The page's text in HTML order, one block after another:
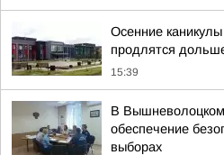
Осенние
продлятся
15:39
В Вышневолоцком
обеспечение
выборах